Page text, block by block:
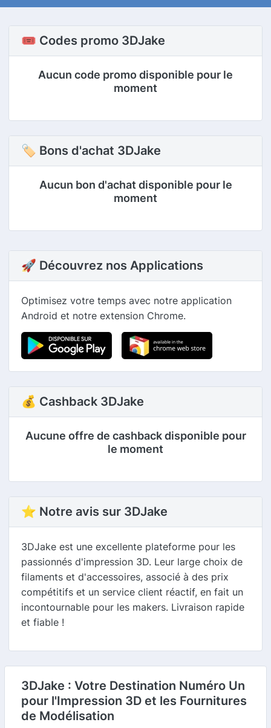
🎟️ Codes promo 3DJake
Aucun code promo disponible pour le
moment
🏷 Bons d'achat 3DJake
Aucun bon d'achat disponible pour le
moment
🚀 Découvrez nos Applications
Optimisez votre temps avec notre application
Android et notre extension Chrome.
💰 Cashback 3DJake
Aucune offre de cashback disponible pour
le moment
⭐ Notre avis sur 3DJake
3DJake est une excellente plateforme pour les
passionnés d'impression 3D. Leur large choix de
filaments et d'accessoires, associé à des prix
compétitifs et un service client réactif, en fait un
incontournable pour les makers. Livraison rapide
et fiable !
3DJake : Votre Destination Numéro Un
pour l'Impression 3D et les Fournitures
de Modélisation